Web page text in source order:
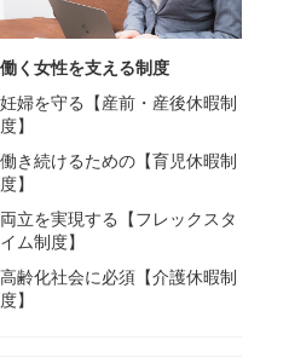
働く女性を支える制度
妊婦を守る【産前・産後休暇制
度】
働き続けるための【育児休暇制
度】
両立を実現する【フレックスタ
イム制度】
高齢化社会に必須【介護休暇制
度】